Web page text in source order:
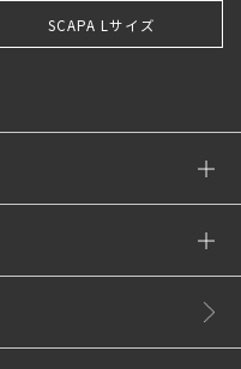
SCAPA Lサイズ